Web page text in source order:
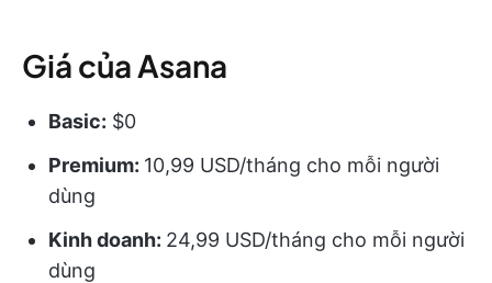
Giá của Asana
Basic: $0
Premium: 10,99 USD/tháng cho mỗi người
dùng
Kinh doanh: 24,99 USD/tháng cho mỗi người
dùng